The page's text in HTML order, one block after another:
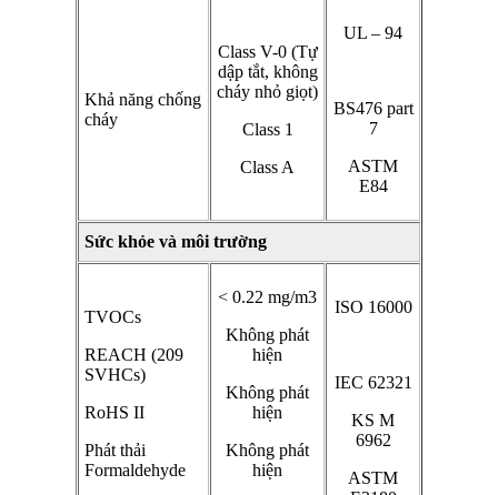
Khả năng chống
cháy
Class V-0 (Tự
dập tắt, không
cháy nhỏ giọt)
Class 1
Class A
UL – 94
BS476 part
7
ASTM
E84
Sức khỏe và môi trường
TVOCs
REACH (209
SVHCs)
RoHS II
Phát thải
Formaldehyde
< 0.22 mg/m3
Không phát
hiện
Không phát
hiện
Không phát
hiện
ISO 16000
IEC 62321
KS M
6962
ASTM